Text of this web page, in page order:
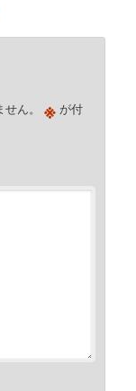
ん。 ※ が付